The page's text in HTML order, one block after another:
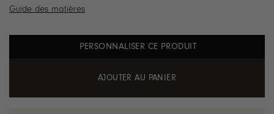
Guide des matières
PERSONNALISER CE PRODUIT
AJOUTER AU PANIER